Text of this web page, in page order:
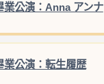
業公演：Anna アンナ
業公演：転生履歴